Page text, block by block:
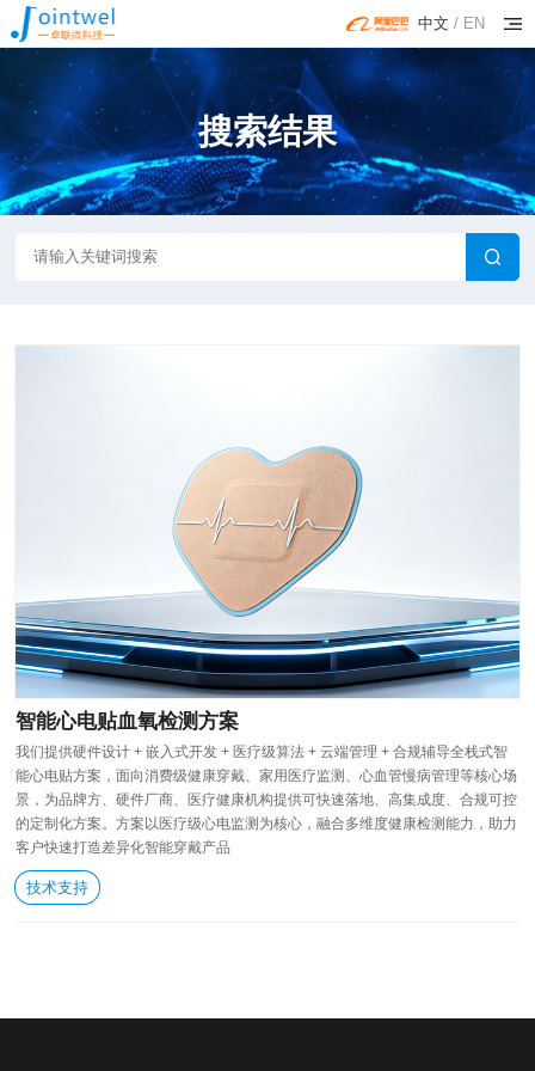
中文 / EN
搜索结果
智能心电贴血氧检测方案
我们提供硬件设计 + 嵌入式开发 + 医疗级算法 + 云端管理 + 合规辅导全栈式智
能心电贴方案，面向消费级健康穿戴、家用医疗监测、心血管慢病管理等核心场
景，为品牌方、硬件厂商、医疗健康机构提供可快速落地、高集成度、合规可控
的定制化方案。方案以医疗级心电监测为核心，融合多维度健康检测能力，助力
客户快速打造差异化智能穿戴产品
技术支持